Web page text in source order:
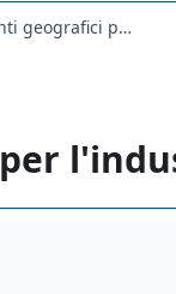
36esimo contributo con audio. Cambiamenti geografici per l'industria e i servizi 2